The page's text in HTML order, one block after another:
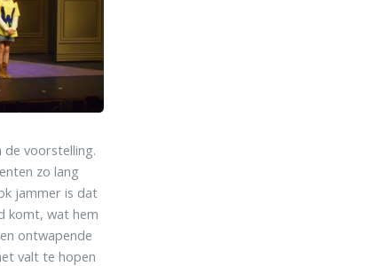
de voorstelling.
zo lang
jammer is dat
komt, wat hem
ontwapende
valt te hopen